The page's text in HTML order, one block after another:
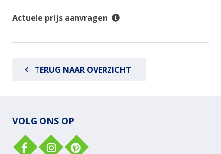
Actuele prijs aanvragen
TERUG NAAR OVERZICHT
VOLG ONS OP